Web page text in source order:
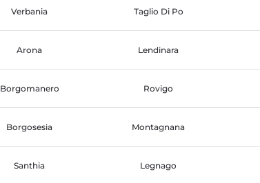
Verbania Taglio Di Po
Arona Lendinara
Borgomanero Rovigo
Borgosesia Montagnana
Santhia Legnago